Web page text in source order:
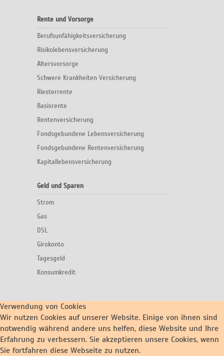
Rente und Vorsorge
Berufs­unfähigkeitsversicherung
Risikolebensversicherung
Altersvorsorge
Schwere Krankheiten Versicherung
Riesterrente
Basisrente
Rentenversicherung
Fondsgebundene Lebensversicherung
Fondsgebundene Rentenversicherung
Kapitallebensversicherung
Geld und Sparen
Strom
Gas
DSL
Girokonto
Tagesgeld
Konsumkredit
Verwendung von Cookies
Wir nutzen Cookies auf unserer Website. Einige von ihnen sind
notwendig während andere uns helfen, diese Website und Ihre
Erfahrung zu verbessern. Sie akzeptieren unsere Cookies, wenn
Sie fortfahren diese Webseite zu nutzen.